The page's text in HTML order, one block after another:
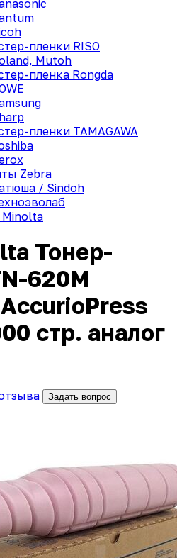
пленки RISO
Mutoh
пленка Rongda
пленки TAMAGAWA
Zebra
/ Sindoh
Тонер-
620M
стр. аналог
Задать вопрос